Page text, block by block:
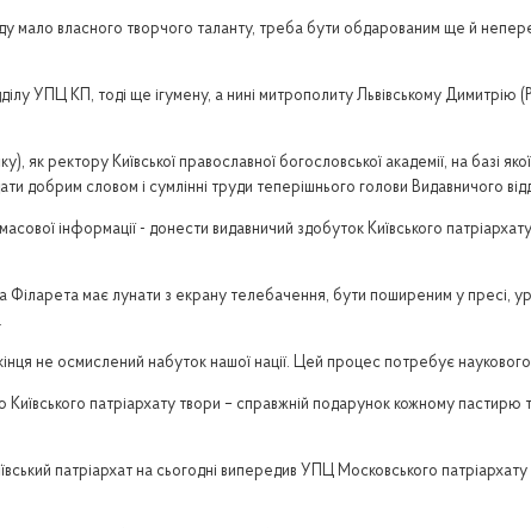
мало власного творчого таланту, треба бути обдарованим ще й
УПЦ КП, тоді ще ігумену, а нині митрополиту Львівському Димитрію
ректору Київської православної богословської академії, на базі
добрим словом і сумлінні труди теперішнього голови Видавничого
інформації - донести видавничий здобуток Київського
Філарета має лунати з екрану телебачення, бути поширеним у пресі,
не осмислений набуток нашої нації. Цей процес потребує
патріархату твори – справжній подарунок кожному пастирю
патріархат на сьогодні випередив УПЦ Московського